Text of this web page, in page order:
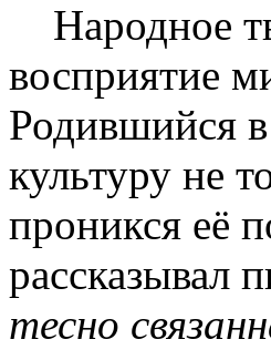
Народное
восприятие
Родившийся
культуру не
проникся её
рассказывал
тесно